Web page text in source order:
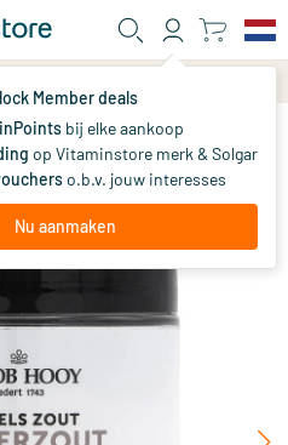
Member deals
bij elke aankoop
op Vitaminstore merk & Solgar
o.b.v. jouw interesses
Nu aanmaken
vanaf 5.